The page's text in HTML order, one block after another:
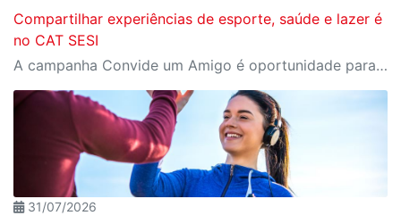
Compartilhar experiências de esporte, saúde e lazer é
no CAT SESI
A campanha Convide um Amigo é oportunidade para reunir amigos para aproveitar juntos toda estrutura da unidade SESI-SP mais próxima. Os benefícios para clientes e convidados estão no regulamento.
31/07/2026